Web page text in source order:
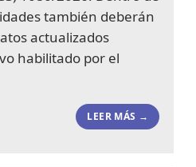
también deberán
actualizados
habilitado por el
LEER MÁS →